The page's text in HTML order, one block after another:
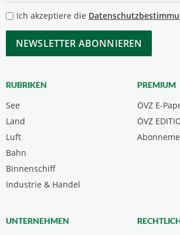
*
Datenschutzbestimmungen
*
Ich akzeptiere die
CAPTCHA
RUBRIKEN
See
Land
Luft
Bahn
Binnenschiff
Industrie & Handel
PREMIUM
ÖVZ E-
ÖVZ
UNTERNEHMEN